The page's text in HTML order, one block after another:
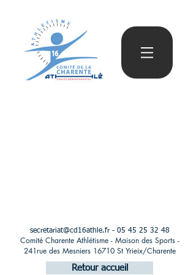
secretariat@cd16athle.fr- 05 45 25 32 48
Comité Charente Athlétisme - Maison des Sports -
241rue des Mesniers 16710 St Yrieix/Charente
Retour accueil